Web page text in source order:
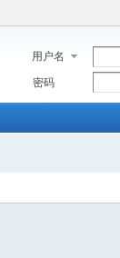
用户名
密码